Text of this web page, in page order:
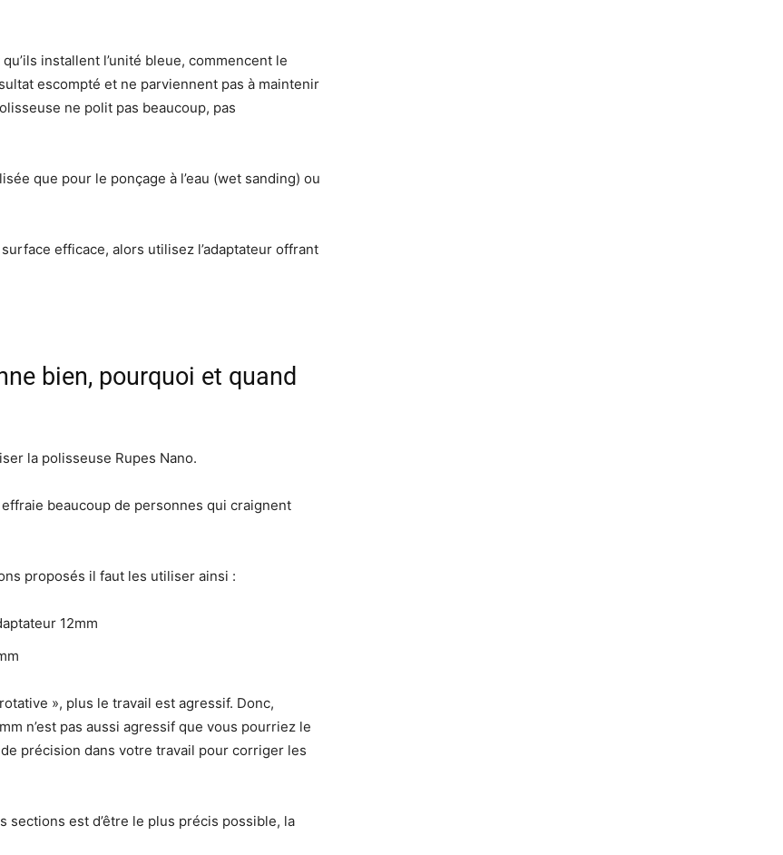
installent l’unité bleue, commencent le
escompté et ne parviennent pas à maintenir
ne polit pas beaucoup, pas
que pour le ponçage à l’eau (wet sanding) ou
efficace, alors utilisez l’adaptateur offrant
bien, pourquoi et quand
la polisseuse Rupes Nano.
beaucoup de personnes qui craignent
proposés il faut les utiliser ainsi :
12mm
», plus le travail est agressif. Donc,
n’est pas aussi agressif que vous pourriez le
précision dans votre travail pour corriger les
sections est d’être le plus précis possible, la